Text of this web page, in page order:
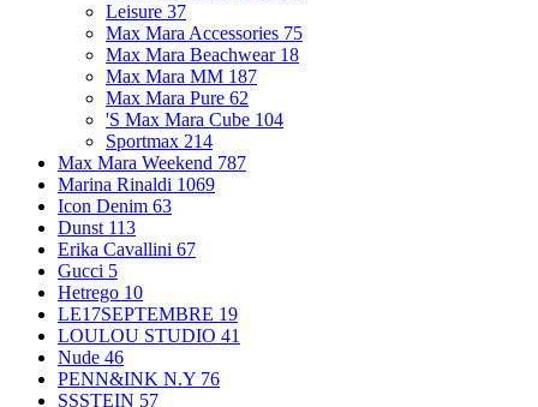
Leisure 37
Max Mara Accessories 75
Max Mara Beachwear 18
Max Mara MM 187
Max Mara Pure 62
'S Max Mara Cube 104
Sportmax 214
Max Mara Weekend 787
Marina Rinaldi 1069
Icon Denim 63
Dunst 113
Erika Cavallini 67
Gucci 5
Hetrego 10
LE17SEPTEMBRE 19
LOULOU STUDIO 41
Nude 46
PENN&INK N.Y 76
SSSTEIN 57